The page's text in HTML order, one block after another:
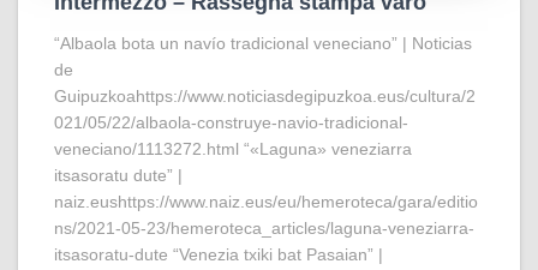
“Albaola bota un navío tradicional veneciano” | Noticias
de
Guipuzkoahttps://www.noticiasdegipuzkoa.eus/cultura/2
021/05/22/albaola-construye-navio-tradicional-
veneciano/1113272.html “«Laguna» veneziarra
itsasoratu dute” |
naiz.eushttps://www.naiz.eus/eu/hemeroteca/gara/editio
ns/2021-05-23/hemeroteca_articles/laguna-veneziarra-
itsasoratu-dute “Venezia txiki bat Pasaian” |